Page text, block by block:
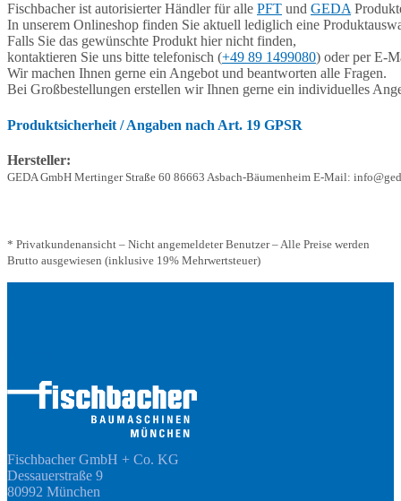
Fischbacher ist autorisierter Händler für alle PFT und GEDA
In unserem Onlineshop finden Sie aktuell lediglich eine
Falls Sie das gewünschte Produkt hier nicht finden,
kontaktieren Sie uns bitte telefonisch (+49 89 1499080) oder per E-
Wir machen Ihnen gerne ein Angebot und beantworten alle Fragen.
Bei Großbestellungen erstellen wir Ihnen gerne ein individuelles
Produktsicherheit / Angaben nach Art. 19 GPSR
Hersteller:
GEDA GmbH Mertinger Straße 60 86663 Asbach-Bäumenheim E-Mail:
* Privatkundenansicht – Nicht angemeldeter Benutzer – Alle Preise werden
Brutto ausgewiesen (inklusive 19% Mehrwertsteuer)
Fischbacher GmbH + Co. KG
Dessauerstraße 9
80992 München